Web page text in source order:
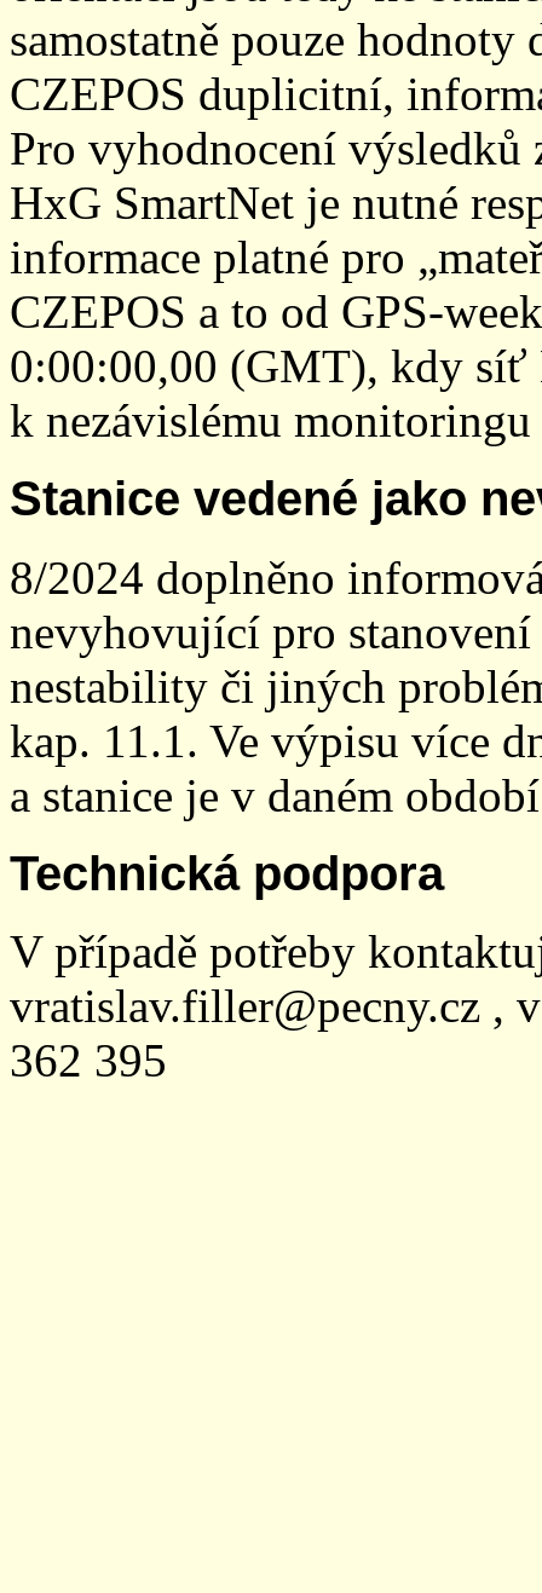
samostatně pouze
CZEPOS duplicitní,
Pro vyhodnocení
HxG SmartNet je nutné
informace platné pro
CZEPOS a to od GPS-
0:00:00,00 (GMT), kdy síť
k nezávislému
Stanice vedené jako
8/2024 doplněno
nevyhovující pro
nestability či jiných
kap. 11.1. Ve výpisu více
a stanice je v daném
Technická podpora
V případě potřeby
vratislav.filler@pecny.cz ,
362 395